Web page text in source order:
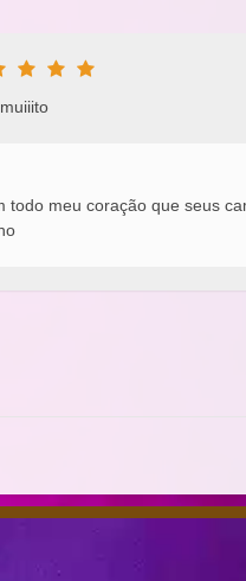
meu coração que seus